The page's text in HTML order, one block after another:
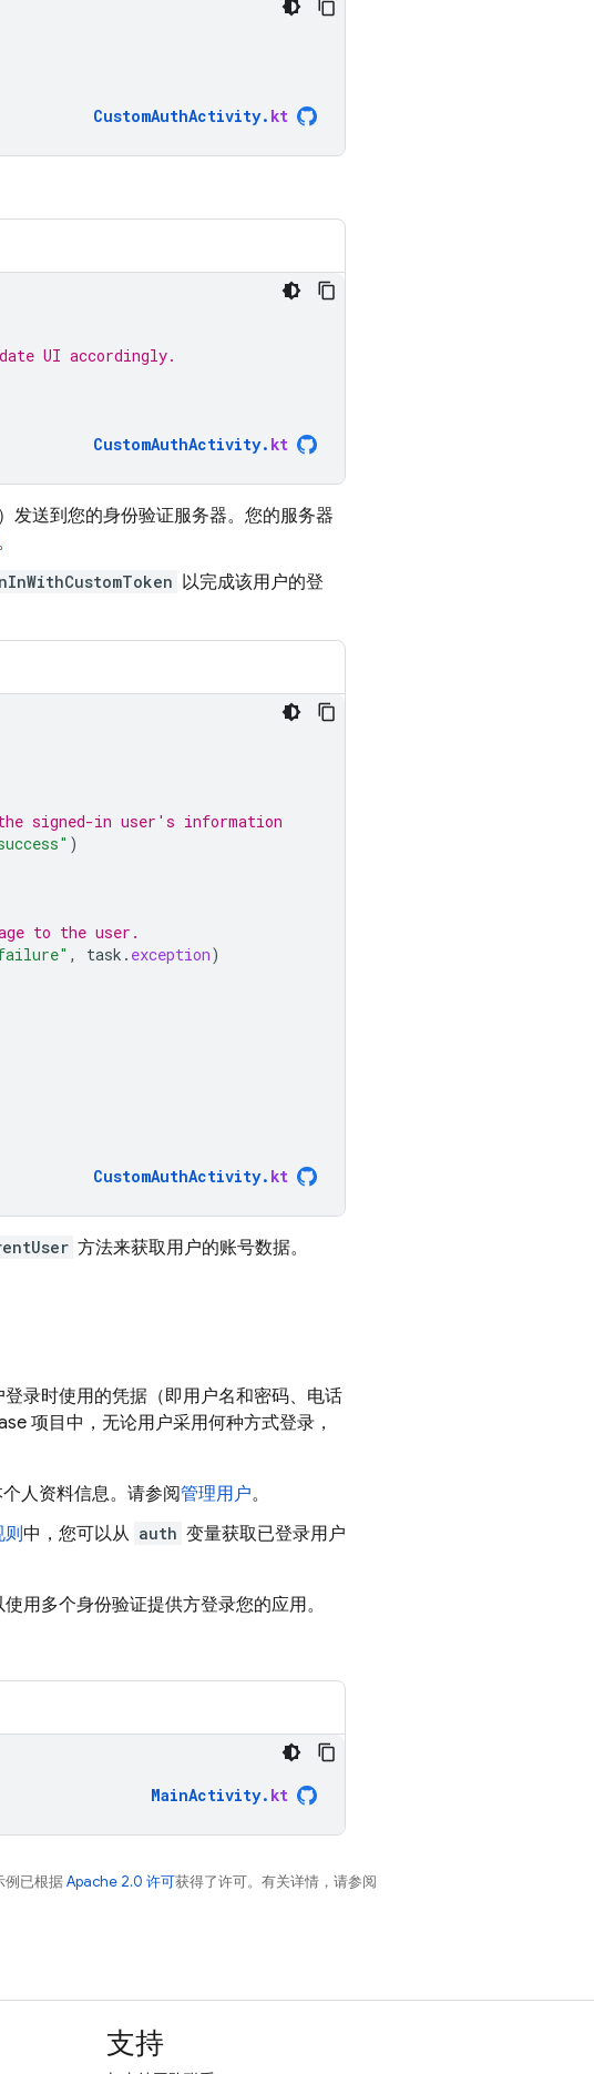
CustomAuthActivity. kt
UI accordingly.
CustomAuthActivity. kt
发送到您的身份验证服务器。您的服务器
以完成该用户的登
signed-in user's information
)
to the user.
, task . exception)
CustomAuthActivity. kt
方法来获取用户的账号数据。
录时使用的凭据（即用户名和密码、电话
项目中，无论用户采用何种方式登录，
人资料信息。请参阅管理用户。
则中，您可以从 auth 变量获取已登录用户
使用多个身份验证提供方登录您的应用。
MainActivity. kt
例已根据Apache 2.0 许可获得了许可。有关详情，请参阅
支持